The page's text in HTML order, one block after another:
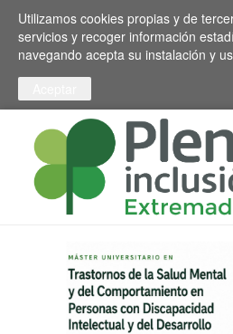
Pasar al contenido principal
Toggle high contrast
Utilizamos cookies propias y de
servicios y recoger información
navegando acepta su instalación y